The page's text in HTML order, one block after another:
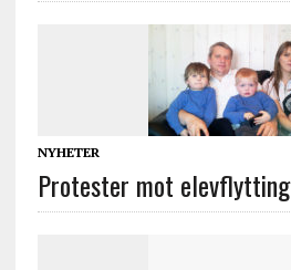
NYHETER
Protester mot elevflytting